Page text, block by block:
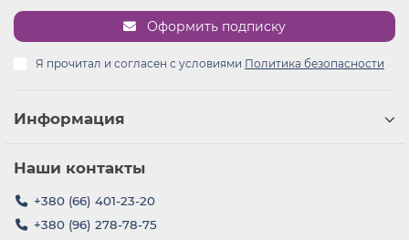
Оформить подписку
Я прочитал и согласен с условиями Политика безопасности
Информация
Наши контакты
+380 (66) 401-23-20
+380 (96) 278-78-75